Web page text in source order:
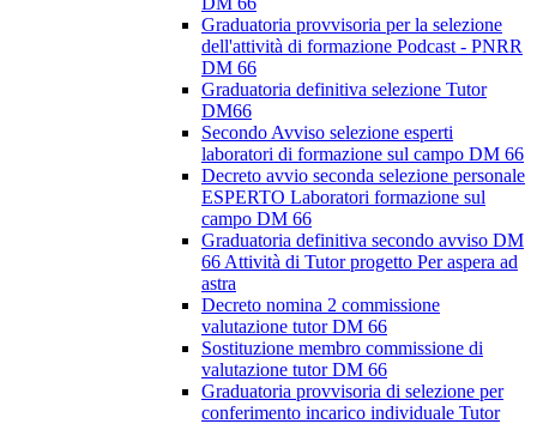
Graduatoria provvisoria per la selezione
dell'attività di formazione Podcast - PNRR
DM 66
Graduatoria definitiva selezione Tutor
DM66
Secondo Avviso selezione esperti
laboratori di formazione sul campo DM 66
Decreto avvio seconda selezione personale
ESPERTO Laboratori formazione sul
campo DM 66
Graduatoria definitiva secondo avviso DM
66 Attività di Tutor progetto Per aspera ad
astra
Decreto nomina 2 commissione
valutazione tutor DM 66
Sostituzione membro commissione di
valutazione tutor DM 66
Graduatoria provvisoria di selezione per
conferimento incarico individuale Tutor